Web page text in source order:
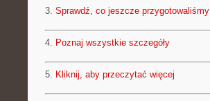
3. Sprawdź, co jeszcze przygotowaliśmy
4. Poznaj wszystkie szczegóły
5. Kliknij, aby przeczytać więcej